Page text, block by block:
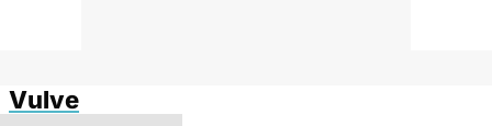
Vulve